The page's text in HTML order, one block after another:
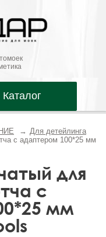
Каталог
Для детейлинга
с адаптером 100*25 мм
для
с
мм